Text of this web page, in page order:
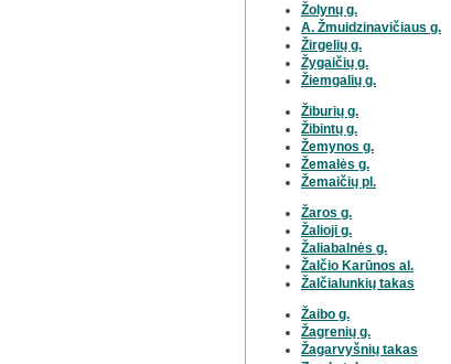
Žolynų g.
A. Žmuidzinavičiaus g.
Žirgelių g.
Žygaičių g.
Žiemgalių g.
Žiburių g.
Žibintų g.
Žemynos g.
Žemalės g.
Žemaičių pl.
Žaros g.
Žalioji g.
Žaliabalnės g.
Žalčio Karūnos al.
Žalčialunkių takas
Žaibo g.
Žagrenių g.
Žagarvyšnių takas